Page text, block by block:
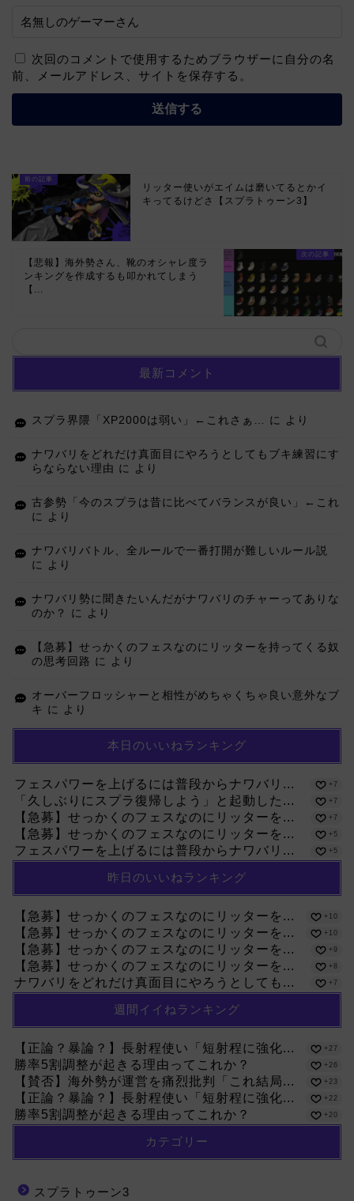
次回のコメントで使用するためブラウザーに自分の名
前、メールアドレス、サイトを保存する。
リッター使いがエイムは磨いてるとかイ
キってるけどさ【スプラトゥーン3】
【悲報】海外勢さん、靴のオシャレ度ラ
ンキングを作成するも叩かれてしまう
【...
最新コメント
スプラ界隈「XP2000は弱い」←これさぁ… に より
ナワバリをどれだけ真面目にやろうとしてもブキ練習にす
らならない理由 に より
古参勢「今のスプラは昔に比べてバランスが良い」←これ
に より
ナワバリバトル、全ルールで一番打開が難しいルール説
に より
ナワバリ勢に聞きたいんだがナワバリのチャーってありな
のか？
に より
【急募】せっかくのフェスなのにリッターを持ってくる奴
の思考回路 に より
オーバーフロッシャーと相性がめちゃくちゃ良い意外なブ
キ に より
本日のいいねランキング
フェスパワーを上げるには普段からナワバリ... +7
「久しぶりにスプラ復帰しよう」と起動した... +7
【急募】せっかくのフェスなのにリッターを... +7
【急募】せっかくのフェスなのにリッターを... +5
フェスパワーを上げるには普段からナワバリ... +5
昨日のいいねランキング
【急募】せっかくのフェスなのにリッターを... +10
【急募】せっかくのフェスなのにリッターを... +10
【急募】せっかくのフェスなのにリッターを... +9
【急募】せっかくのフェスなのにリッターを... +8
ナワバリをどれだけ真面目にやろうとしても... +7
週間イイねランキング
【正論？暴論？】長射程使い「短射程に強化... +27
勝率5割調整が起きる理由ってこれか？ +26
【賛否】海外勢が運営を痛烈批判「これ結局... +23
【正論？暴論？】長射程使い「短射程に強化... +22
勝率5割調整が起きる理由ってこれか？ +20
カテゴリー
スプラトゥーン3